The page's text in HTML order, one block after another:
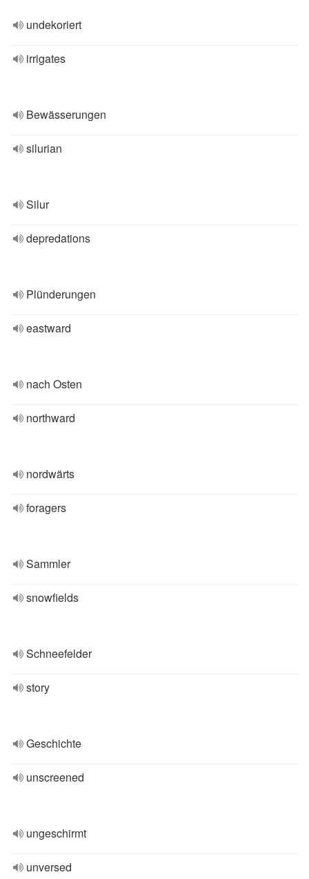
undekoriert
irrigates
Bewässerungen
silurian
Silur
depredations
Plünderungen
eastward
nach Osten
northward
nordwärts
foragers
Sammler
snowfields
Schneefelder
story
Geschichte
unscreened
ungeschirmt
unversed